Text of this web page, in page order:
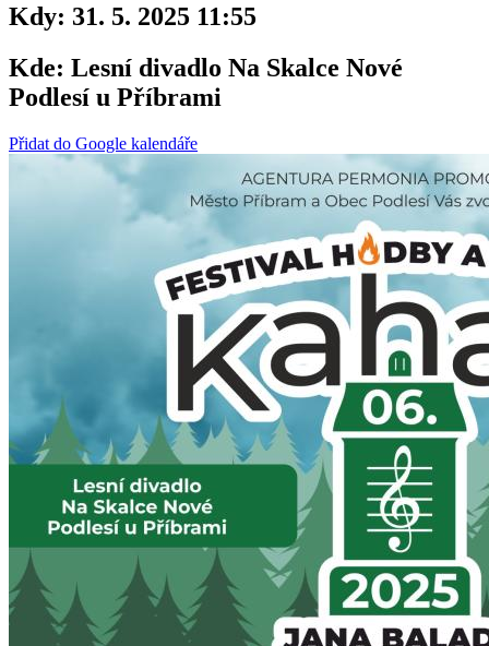
Kdy: 31. 5. 2025 11:55
Kde: Lesní divadlo Na Skalce Nové
Podlesí u Příbrami
Přidat do Google kalendáře